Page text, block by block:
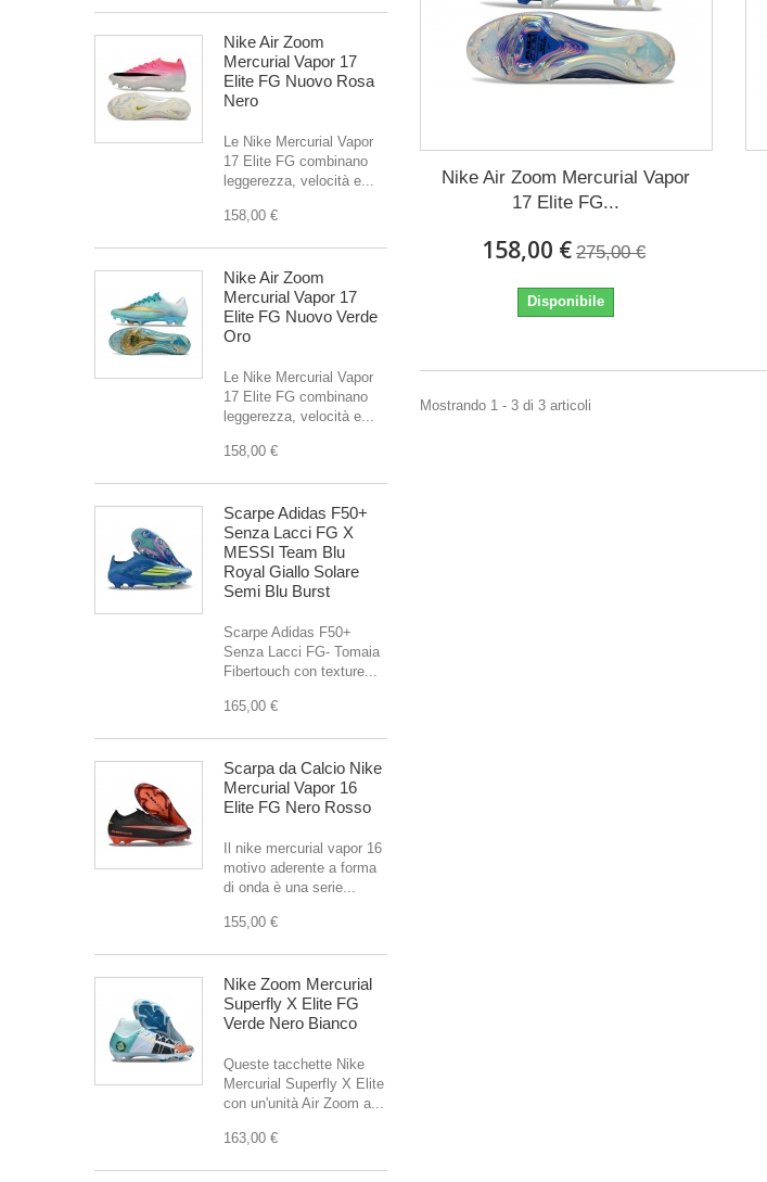
Nike Air Zoom
Mercurial Vapor 17
Elite FG Nuovo Rosa
Nero
Le Nike Mercurial Vapor
17 Elite FG combinano
leggerezza, velocità e...
158,00 €
Nike Air Zoom
Mercurial Vapor 17
Elite FG Nuovo Verde
Oro
Le Nike Mercurial Vapor
17 Elite FG combinano
leggerezza, velocità e...
158,00 €
Scarpe Adidas F50+
Senza Lacci FG X
MESSI Team Blu
Royal Giallo Solare
Semi Blu Burst
Scarpe Adidas F50+
Senza Lacci FG- Tomaia
Fibertouch con texture...
165,00 €
Scarpa da Calcio Nike
Mercurial Vapor 16
Elite FG Nero Rosso
Il nike mercurial vapor 16
motivo aderente a forma
di onda è una serie...
155,00 €
Nike Zoom Mercurial
Superfly X Elite FG
Verde Nero Bianco
Queste tacchette Nike
Mercurial Superfly X Elite
con un'unità Air Zoom a...
163,00 €
Nike Air Zoom Mercurial Vapor
17 Elite FG...
158,00 € 275,00 €
Disponibile
Mostrando 1 - 3 di 3 articoli